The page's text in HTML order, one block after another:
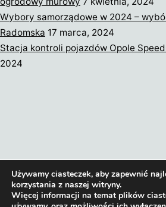
Wybory samorządowe w 2024 –
Radomska 17 marca, 2024
Stacja kontroli pojazdów Opole
2024
Terms of service
Używamy ciasteczek, aby zapewnić
korzystania z naszej witryny.
Więcej informacji na temat plików